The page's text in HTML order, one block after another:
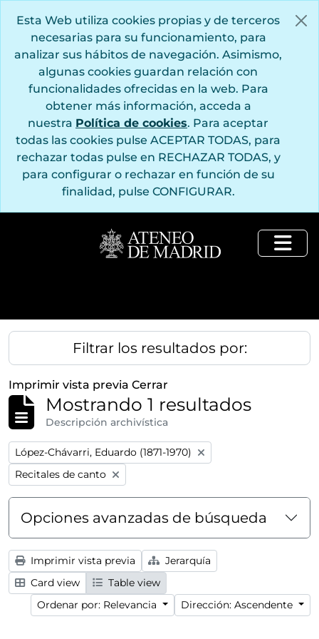
Esta Web utiliza cookies propias y de terceros
necesarias para su funcionamiento, para
analizar sus hábitos de navegación. Asimismo,
algunas cookies guardan relación con
funcionalidades ofrecidas en la web. Para
obtener más información, acceda a
nuestra Política de cookies. Para aceptar
todas las cookies pulse ACEPTAR TODAS, para
rechazar todas pulse en RECHAZAR TODAS, y
para configurar o rechazar en función de su
finalidad, pulse CONFIGURAR.
Filtrar los resultados por:
Imprimir vista previa Cerrar
Mostrando 1 resultados
Descripción archivística
Remove filter:
López-Chávarri, Eduardo (1871-1970)
Remove filter:
Recitales de canto
Opciones avanzadas de búsqueda
Imprimir vista previa
Jerarquía
Card view
Table view
Ordenar por: Relevancia
Dirección: Ascendente